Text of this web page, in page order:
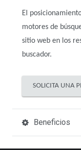
El
motores de
sitio web en los
buscador.
SOLICITA UNA
Beneficios